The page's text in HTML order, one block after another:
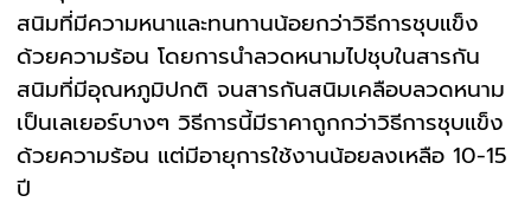
สนิมที่มีความหนาและทนทานน้อยกว่าวิธีการชุบแข็ง
ด้วยความร้อน โดยการนำลวดหนามไปชุบในสารกัน
สนิมที่มีอุณหภูมิปกติ จนสารกันสนิมเคลือบลวดหนาม
เป็นเลเยอร์บางๆ วิธีการนี้มีราคาถูกกว่าวิธีการชุบแข็ง
ด้วยความร้อน แต่มีอายุการใช้งานน้อยลงเหลือ 10-15
ปี